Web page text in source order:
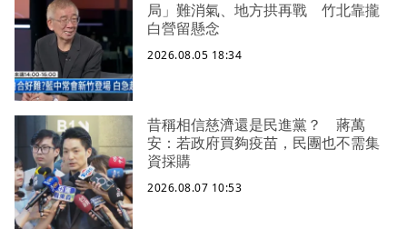
局」難消氣、地方拱再戰 竹北靠攏
白營留懸念
2026.08.05 18:34
昔稱相信慈濟還是民進黨？ 蔣萬
安：若政府買夠疫苗，民團也不需集
資採購
2026.08.07 10:53